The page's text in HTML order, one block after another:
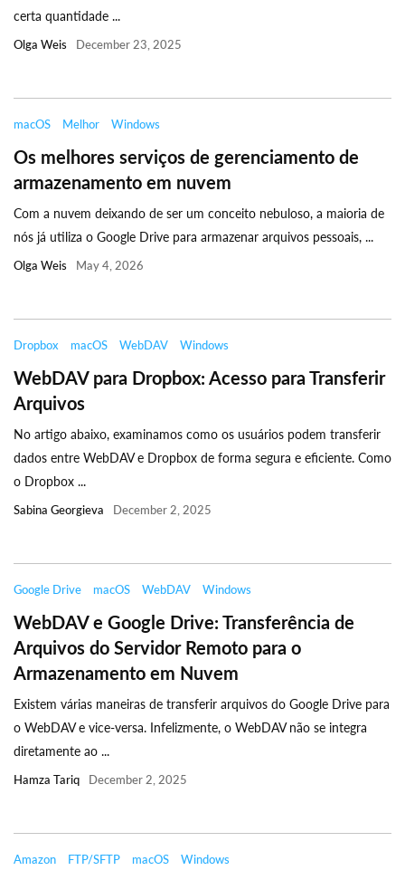
certa quantidade ...
Olga Weis December 23, 2025
macOS Melhor Windows
Os melhores serviços de gerenciamento de
armazenamento em nuvem
Com a nuvem deixando de ser um conceito nebuloso, a maioria de
nós já utiliza o Google Drive para armazenar arquivos pessoais, ...
Olga Weis May 4, 2026
Dropbox macOS WebDAV Windows
WebDAV para Dropbox: Acesso para Transferir
Arquivos
No artigo abaixo, examinamos como os usuários podem transferir
dados entre WebDAV e Dropbox de forma segura e eficiente. Como
o Dropbox ...
Sabina Georgieva December 2, 2025
Google Drive macOS WebDAV Windows
WebDAV e Google Drive: Transferência de
Arquivos do Servidor Remoto para o
Armazenamento em Nuvem
Existem várias maneiras de transferir arquivos do Google Drive para
o WebDAV e vice-versa. Infelizmente, o WebDAV não se integra
diretamente ao ...
Hamza Tariq December 2, 2025
Amazon FTP/SFTP macOS Windows